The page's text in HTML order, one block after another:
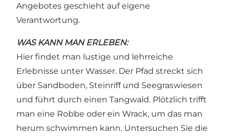
Angebotes geschieht auf eigene
Verantwortung.
WAS KANN MAN ERLEBEN:
Hier findet man lustige und lehrreiche
Erlebnisse unter Wasser. Der Pfad streckt sich
über Sandboden, Steinriff und Seegraswiesen
und führt durch einen Tangwald. Plötzlich trifft
man eine Robbe oder ein Wrack, um das man
herum schwimmen kann. Untersuchen Sie die